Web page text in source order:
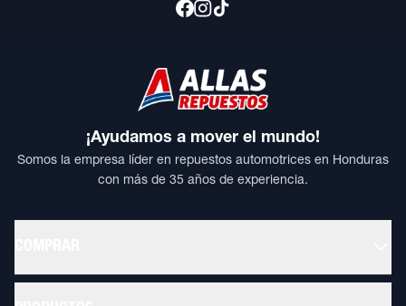
¡Ayudamos a mover el mundo!
Somos la empresa líder en repuestos automotrices en Honduras
con más de 35 años de experiencia.